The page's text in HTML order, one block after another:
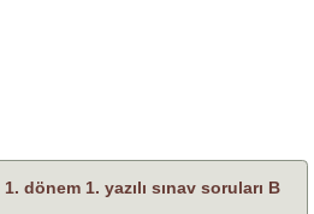
dönem 1. yazılı sınav soruları B